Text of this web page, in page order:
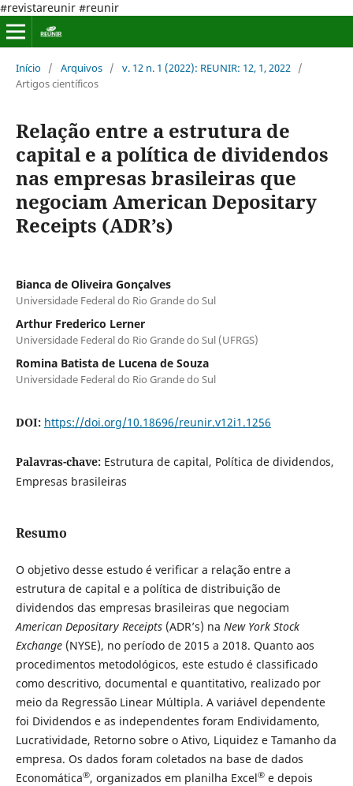
#revistareunir #reunir
Início / Arquivos / v. 12 n. 1 (2022): REUNIR: 12, 1, 2022 /
Artigos científicos
Relação entre a estrutura de
capital e a política de dividendos
nas empresas brasileiras que
negociam American Depositary
Receipts (ADR’s)
Bianca de Oliveira Gonçalves
Universidade Federal do Rio Grande do Sul
Arthur Frederico Lerner
Universidade Federal do Rio Grande do Sul (UFRGS)
Romina Batista de Lucena de Souza
Universidade Federal do Rio Grande do Sul
DOI: https://doi.org/10.18696/reunir.v12i1.1256
Palavras-chave: Estrutura de capital, Política de dividendos,
Empresas brasileiras
Resumo
O objetivo desse estudo é verificar a relação entre a
estrutura de capital e a política de distribuição de
dividendos das empresas brasileiras que negociam
American Depositary Receipts(ADR’s) na New York Stock
Exchange(NYSE), no período de 2015 a 2018. Quanto aos
procedimentos metodológicos, este estudo é classificado
como descritivo, documental e quantitativo, realizado por
meio da Regressão Linear Múltipla. A variável dependente
foi Dividendos e as independentes foram Endividamento,
Lucratividade, Retorno sobre o Ativo, Liquidez e Tamanho da
empresa. Os dados foram coletados na base de dados
Economática®, organizados em planilha Excel®e depois